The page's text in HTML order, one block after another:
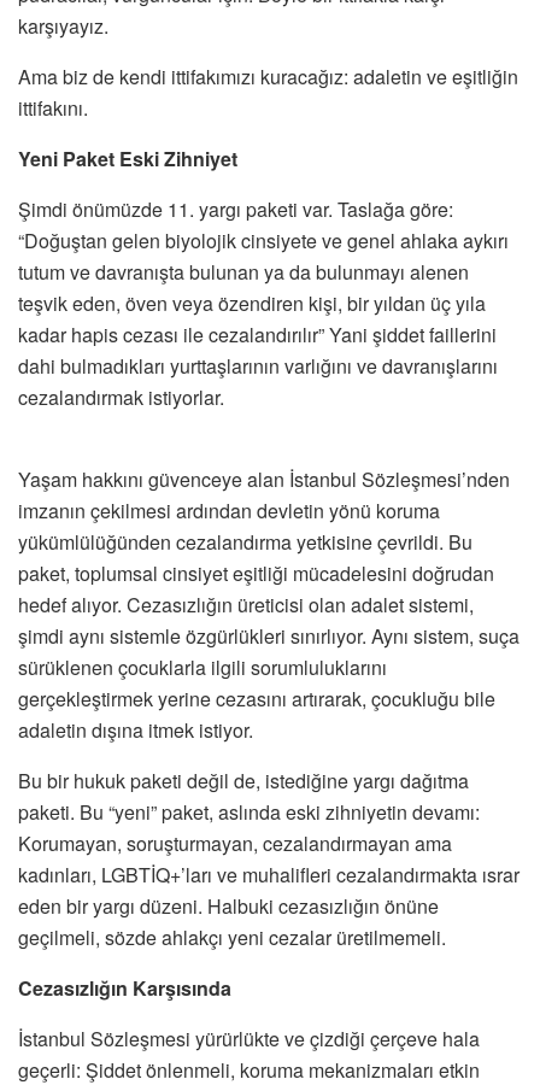
karşıyayız.
Ama biz de kendi ittifakımızı kuracağız: adaletin ve eşitliğin
ittifakını.
Yeni Paket Eski Zihniyet
Şimdi önümüzde 11. yargı paketi var. Taslağa göre:
“Doğuştan gelen biyolojik cinsiyete ve genel ahlaka aykırı
tutum ve davranışta bulunan ya da bulunmayı alenen
teşvik eden, öven veya özendiren kişi, bir yıldan üç yıla
kadar hapis cezası ile cezalandırılır” Yani şiddet faillerini
dahi bulmadıkları yurttaşlarının varlığını ve davranışlarını
cezalandırmak istiyorlar.
Yaşam hakkını güvenceye alan İstanbul Sözleşmesi’nden
imzanın çekilmesi ardından devletin yönü koruma
yükümlülüğünden cezalandırma yetkisine çevrildi. Bu
paket, toplumsal cinsiyet eşitliği mücadelesini doğrudan
hedef alıyor. Cezasızlığın üreticisi olan adalet sistemi,
şimdi aynı sistemle özgürlükleri sınırlıyor. Aynı sistem, suça
sürüklenen çocuklarla ilgili sorumluluklarını
gerçekleştirmek yerine cezasını artırarak, çocukluğu bile
adaletin dışına itmek istiyor.
Bu bir hukuk paketi değil de, istediğine yargı dağıtma
paketi. Bu “yeni” paket, aslında eski zihniyetin devamı:
Korumayan, soruşturmayan, cezalandırmayan ama
kadınları, LGBTİQ+’ları ve muhalifleri cezalandırmakta ısrar
eden bir yargı düzeni. Halbuki cezasızlığın önüne
geçilmeli, sözde ahlakçı yeni cezalar üretilmemeli.
Cezasızlığın Karşısında
İstanbul Sözleşmesi yürürlükte ve çizdiği çerçeve hala
geçerli: Şiddet önlenmeli, koruma mekanizmaları etkin